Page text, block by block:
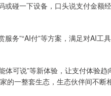
或碰一下设备，口头说支付金额
务”“AI付”等方案，满足对AI工
体可说”等新体验，让支付体验趋
的一整套生态，生态伙伴间不断